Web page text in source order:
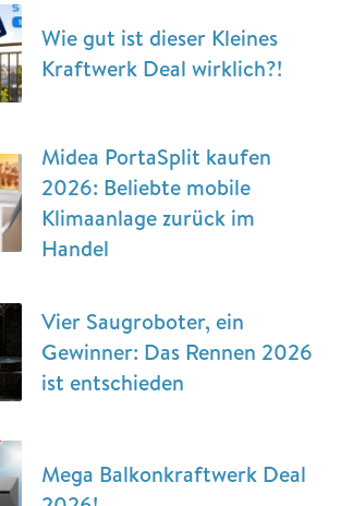
Wie gut ist dieser Kleines
Kraftwerk Deal wirklich?!
Midea PortaSplit kaufen
2026: Beliebte mobile
Klimaanlage zurück im
Handel
Vier Saugroboter, ein
Gewinner: Das Rennen 2026
ist entschieden
Mega Balkonkraftwerk Deal